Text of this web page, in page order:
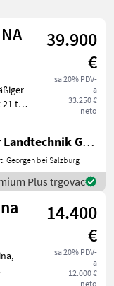
39.900
€
sa 20% PDV-
a
33.250 €
neto
21 to
mm
Binder Landtechnik GmbH & CoKG
Georgen bei Salzburg
Plus trgovac
14.400
€
sa 20% PDV-
a
12.000 €
neto